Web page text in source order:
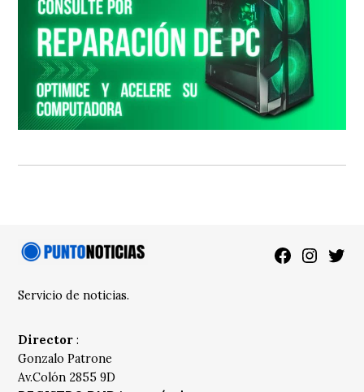
Facebook
Servicio de noticias.
Director :
Gonzalo Patrone
Av.Colón 2855 9D